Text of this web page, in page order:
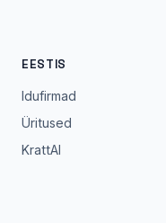
EESTIS
Idufirmad
Üritused
KrattAI